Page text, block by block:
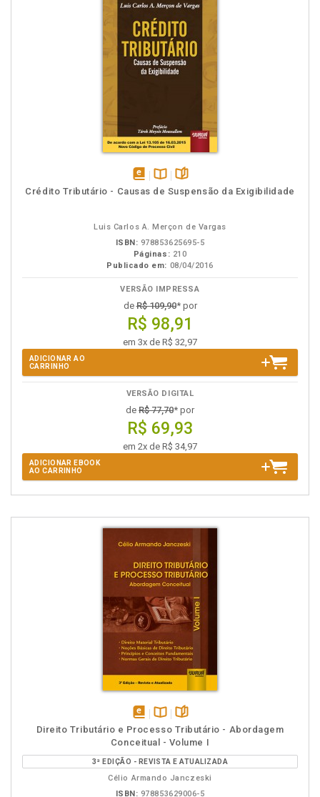
disponívelDisponível
páginas
Crédito Tributário - Causas de Suspensão da Exigibilidade
Luis Carlos A. Merçon de Vargas
ISBN: 978853625695-5
Páginas: 210
Publicado em: 08/04/2016
VERSÃO IMPRESSA
deR$ 109,90* por
R$ 98,91
em 3x de R$ 32,97
ADICIONAR AO
CARRINHO
VERSÃO DIGITAL
de R$ 77,70* por
R$ 69,93
em 2x de R$ 34,97
ADICIONAR EBOOK
AO CARRINHO
disponível
em
eBook
Disponível
na
B.V.
páginas
Direito Tributário e Processo Tributário - Abordagem
Conceitual - Volume I
3ª EDIÇÃO - REVISTA E ATUALIZADA
Célio Armando Janczeski
ISBN: 978853629006-5